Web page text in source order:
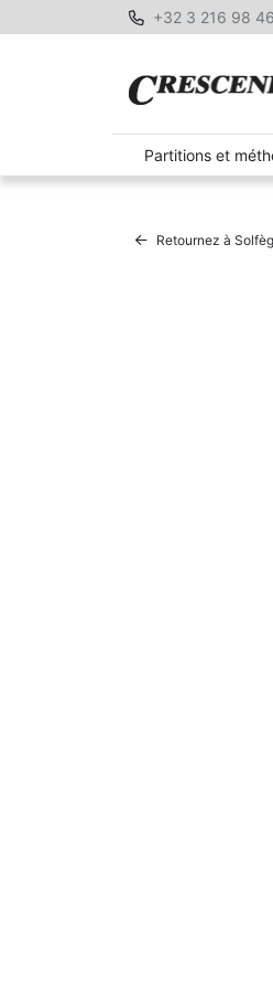
+32 3 216 98 46
Partitions et
Retournez à